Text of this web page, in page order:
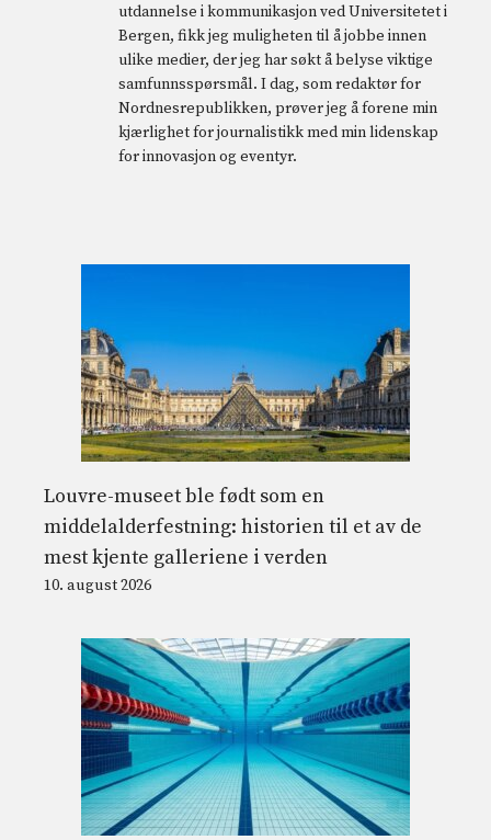
utdannelse i kommunikasjon ved Universitetet i
Bergen, fikk jeg muligheten til å jobbe innen
ulike medier, der jeg har søkt å belyse viktige
samfunnsspørsmål. I dag, som redaktør for
Nordnesrepublikken, prøver jeg å forene min
kjærlighet for journalistikk med min lidenskap
for innovasjon og eventyr.
Louvre-museet ble født som en
middelalderfestning: historien til et av de
mest kjente galleriene i verden
10. august 2026